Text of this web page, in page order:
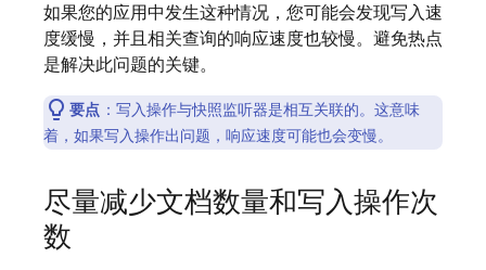
如果您的应用中发生这种情况，您可能会发现写入速
度缓慢，并且相关查询的响应速度也较慢。避免热点
是解决此问题的关键。
要点 ：写入操作与快照监听器是相互关联的。这意味
着，如果写入操作出问题，响应速度可能也会变慢。
尽量减少文档数量和写入操作次
数